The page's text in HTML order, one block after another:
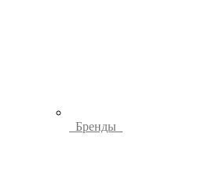
Бренды